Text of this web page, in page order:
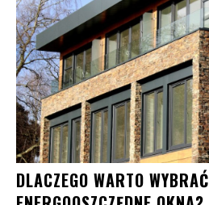
DLACZEGO WARTO WYBRAĆ